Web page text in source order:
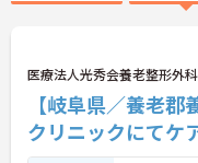
医療法人光秀会養老整形外
【岐阜県／養老
クリニックにてケ